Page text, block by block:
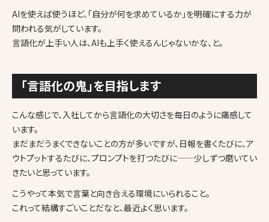
AIを使えば使うほど、「自分が何を求めているか」を明確にする力が
問われる気がしています。
言語化が上手い人は、AIも上手く使えるんじゃないかな、と。
「言語化の鬼」を目指します
こんな感じで、入社してから言語化の大切さを毎日のように痛感して
います。
まだまだうまくできないことの方が多いですが、日報を書くたびに、ア
ウトプットするたびに、プロンプトを打つたびに——少しずつ磨いてい
きたいと思っています。
こうやって本気で言葉と向き合える環境にいられること。
これって結構すごいことだなと、最近よく思います。